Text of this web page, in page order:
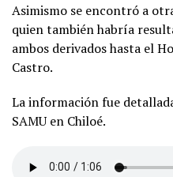
Asimismo se encontró a
quien también habría
ambos derivados hasta el
Castro.
La información fue
SAMU en Chiloé.